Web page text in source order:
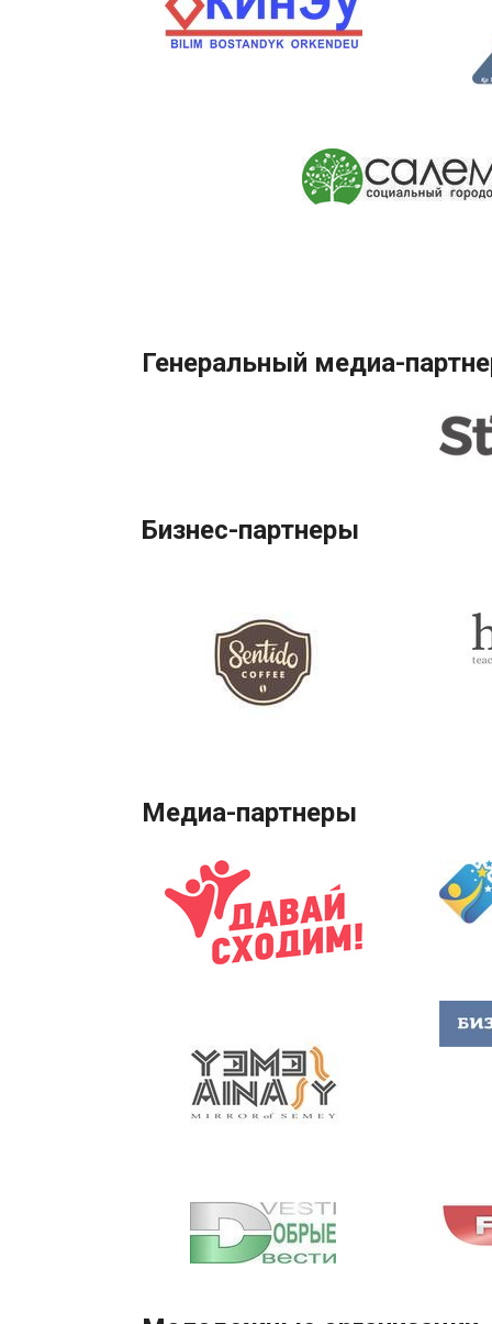
Генеральный медиа-
Бизнес-партнеры
Медиа-партнеры